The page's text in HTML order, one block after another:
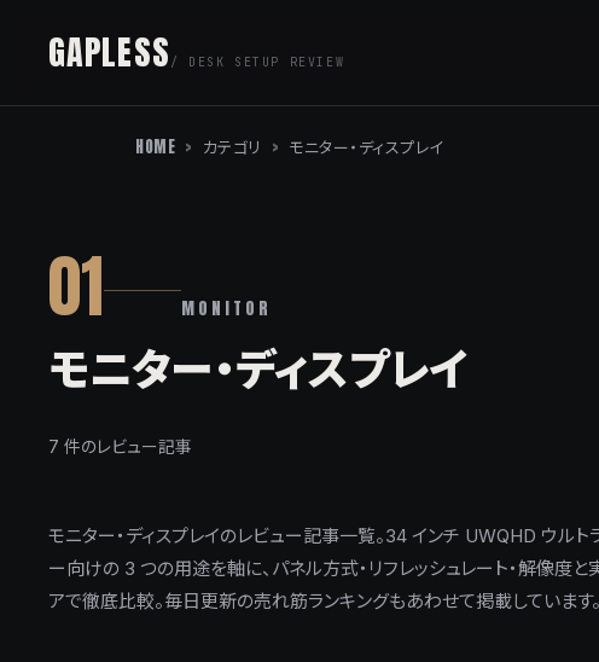
GAPLESS / DESK SETUP REVIEW
HOME > カテゴリ > モニター・ディスプレイ
01 MONITOR
モニター・ディスプレイ
7 件のレビュー記事
モニター・ディスプレイのレビュー記事一覧。34 インチ UWQHD ウル
ー向けの 3 つの用途を軸に、パネル方式・リフレッシュレート・解像度
アで徹底比較。毎日更新の売れ筋ランキングもあわせて掲載しています。